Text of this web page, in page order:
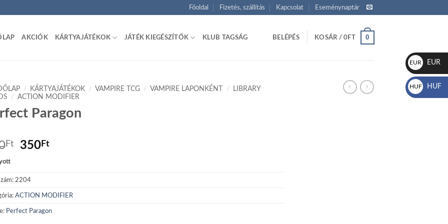
Főoldal Fizetés, szállítás Kapcsolat Eseménynaptár
AKCIÓK KÁRTYAJÁTÉKOK JÁTÉK KIEGÉSZÍTŐK KLUB TAGSÁG BELÉPÉS KOSÁR /0FT 0
/ KÁRTYAJÁTÉKOK / VAMPIRE TCG / VAMPIRE LAPONKÉNT /
LIBRARY
/ ACTION MODIFIER
Paragon
Ft
Original
600Ft.
350FtCurrent
2204
ACTION MODIFIER
Perfect Paragon
EUR
€
EUR
HUF
Ft
HUF